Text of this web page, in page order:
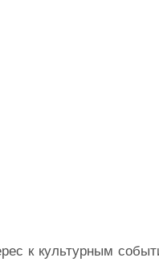
к культурным